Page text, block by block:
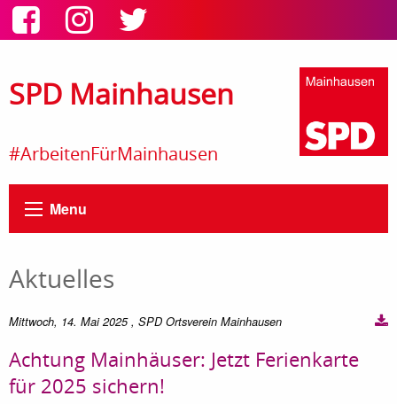
SPD Mainhausen
#ArbeitenFürMainhausen
Menu
Aktuelles
Mittwoch, 14. Mai 2025 , SPD Ortsverein Mainhausen
Achtung Mainhäuser: Jetzt Ferienkarte
für 2025 sichern!